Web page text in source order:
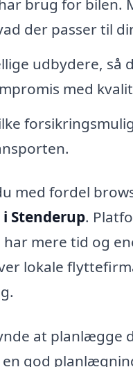
brug for bilen.
der passer til
udbydere, så
med
med fordel
Stenderup.
mere tid og
lokale
at planlægge
god